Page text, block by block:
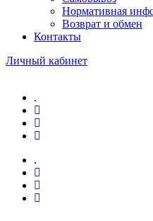
Нормативная
Возврат и обмен
Контакты
Личный кабинет
.
.